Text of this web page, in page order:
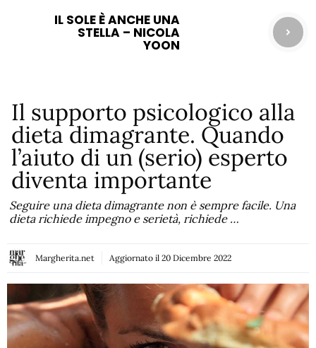
IL SOLE È ANCHE UNA
STELLA – NICOLA
YOON
Il supporto psicologico alla
dieta dimagrante. Quando
l’aiuto di un (serio) esperto
diventa importante
Seguire una dieta dimagrante non è sempre facile. Una
dieta richiede impegno e serietà, richiede …
Margherita.net Aggiornato il 20 Dicembre 2022